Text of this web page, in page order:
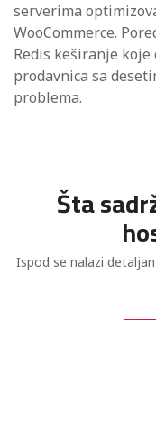
serverima
WooCommerce.
Redis keširanje
prodavnica sa
problema.
Šta
Ispod se nalazi